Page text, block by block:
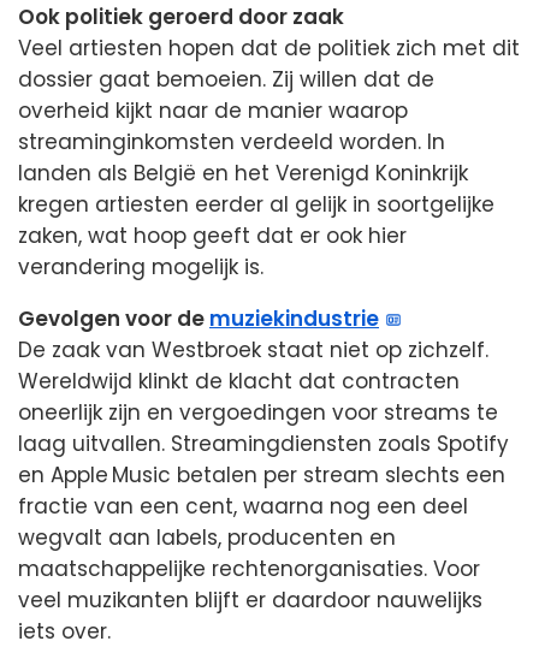
Ook politiek geroerd door zaak
Veel artiesten hopen dat de politiek zich met dit
dossier gaat bemoeien. Zij willen dat de
overheid kijkt naar de manier waarop
streaminginkomsten verdeeld worden. In
landen als België en het Verenigd Koninkrijk
kregen artiesten eerder al gelijk in soortgelijke
zaken, wat hoop geeft dat er ook hier
verandering mogelijk is.
Gevolgen voor de muziekindustrie
De zaak van Westbroek staat niet op zichzelf.
Wereldwijd klinkt de klacht dat contracten
oneerlijk zijn en vergoedingen voor streams te
laag uitvallen. Streamingdiensten zoals Spotify
en Apple Music betalen per stream slechts een
fractie van een cent, waarna nog een deel
wegvalt aan labels, producenten en
maatschappelijke rechtenorganisaties. Voor
veel muzikanten blijft er daardoor nauwelijks
iets over.